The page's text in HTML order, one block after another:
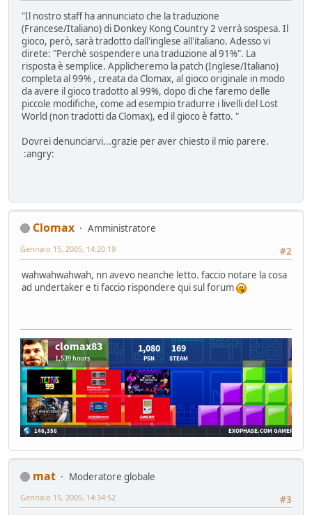
"Il nostro staff ha annunciato che la traduzione
(Francese/Italiano) di Donkey Kong Country 2 verrà sospesa. Il
gioco, però, sarà tradotto dall'inglese all'italiano. Adesso vi
direte: "Perchè sospendere una traduzione al 91%". La
risposta è semplice. Applicheremo la patch (Inglese/Italiano)
completa al 99% , creata da Clomax, al gioco originale in modo
da avere il gioco tradotto al 99%, dopo di che faremo delle
piccole modifiche, come ad esempio tradurre i livelli del Lost
World (non tradotti da Clomax), ed il gioco è fatto. "
Dovrei denunciarvi...grazie per aver chiesto il mio parere.
:angry:
Clomax
Amministratore
#2
Gennaio 15, 2005, 14:20:19
wahwahwahwah, nn avevo neanche letto. faccio notare la cosa
ad undertaker e ti faccio rispondere qui sul forum
mat
Moderatore globale
#3
Gennaio 15, 2005, 14:34:52